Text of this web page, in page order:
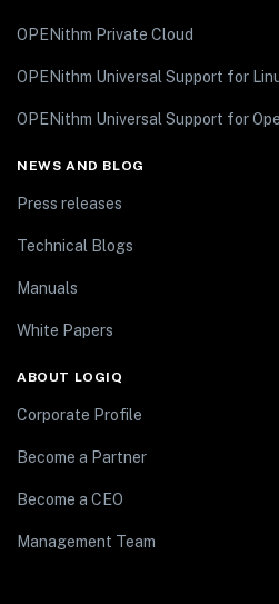
OPENithm Private Cloud
OPENithm Universal Support for
OPENithm Universal Support for
NEWS AND BLOG
Press releases
Technical Blogs
Manuals
White Papers
ABOUT LOGIQ
Corporate Profile
Become a Partner
Become a CEO
Management Team